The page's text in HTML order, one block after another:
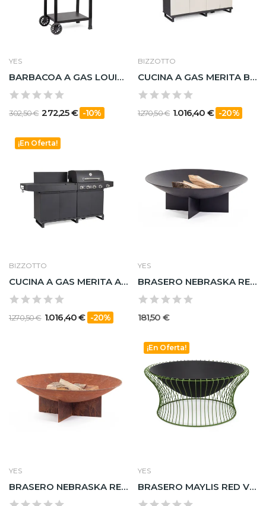
YES
BARBACOA A GAS LOUIS 2 BRUCIATORI
302,50 € 272,25 € -10%
BIZZOTTO
CUCINA A GAS MERITA BEIGE/ANTRACITE
1.270,50 € 1.016,40 € -20%
¡En Oferta!
BIZZOTTO
CUCINA A GAS MERITA ANTRACITE
1.270,50 € 1.016,40 € -20%
YES
BRASERO NEBRASKA RED NEGRO D73X24H
181,50 €
YES
BRASERO NEBRASKA RED HERRUMBRE D73X24H
¡En Oferta!
YES
BRASERO MAYLIS RED VERDE D78X34,50H